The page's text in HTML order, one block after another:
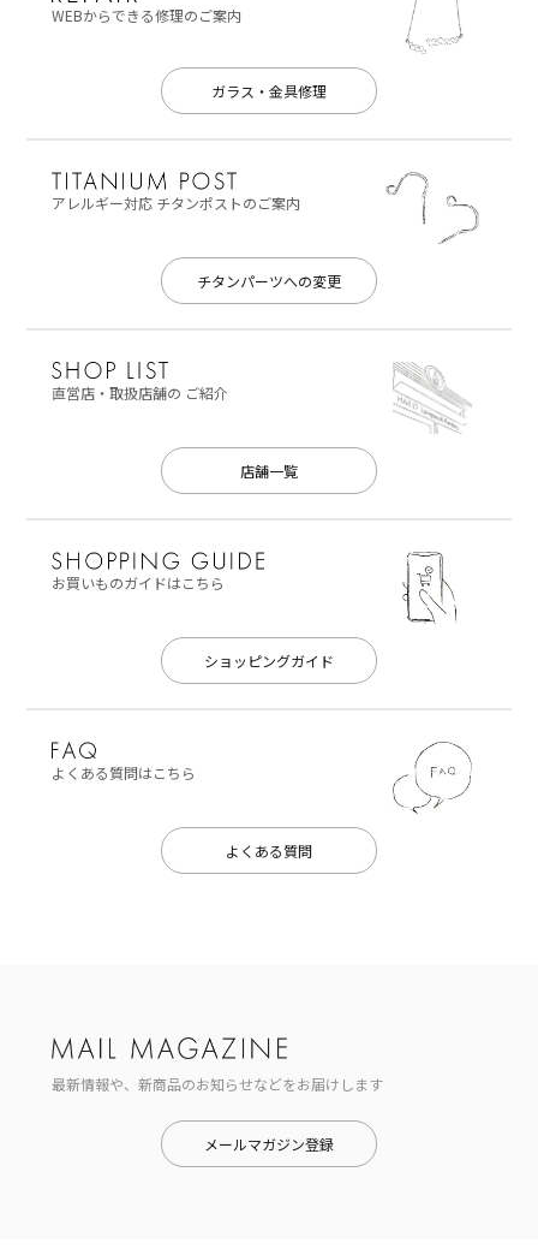
WEBからできる修理のご案内
ガラス・金具修理
アレルギー対応チタンポストのご案内
チタンパーツへの変更
直営店・取扱店舗の ご紹介
店舗一覧
お買いものガイドはこちら
ショッピングガイド
よくある質問はこちら
よくある質問
最新情報や、新商品のお知らせなどをお届けします
メールマガジン登録